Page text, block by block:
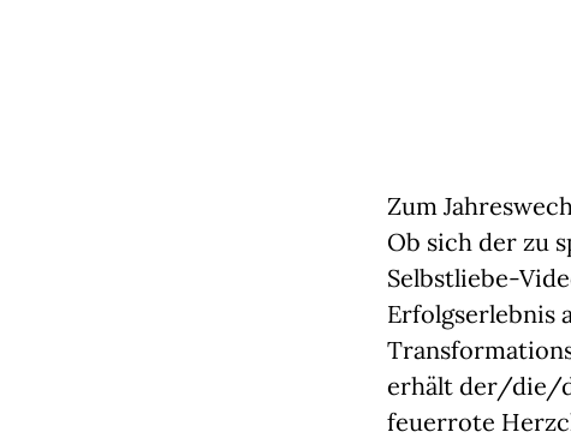
Zum
Ob sich der zu
Selbstliebe-
Erfolgserlebnis
erhält der/die/
feuerrote